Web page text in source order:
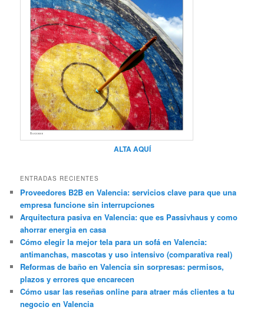
ALTA AQUÍ
ENTRADAS RECIENTES
Proveedores B2B en Valencia: servicios clave para que una
empresa funcione sin interrupciones
Arquitectura pasiva en Valencia: que es Passivhaus y como
ahorrar energia en casa
Cómo elegir la mejor tela para un sofá en Valencia:
antimanchas, mascotas y uso intensivo (comparativa real)
Reformas de baño en Valencia sin sorpresas: permisos,
plazos y errores que encarecen
Cómo usar las reseñas online para atraer más clientes a tu
negocio en Valencia